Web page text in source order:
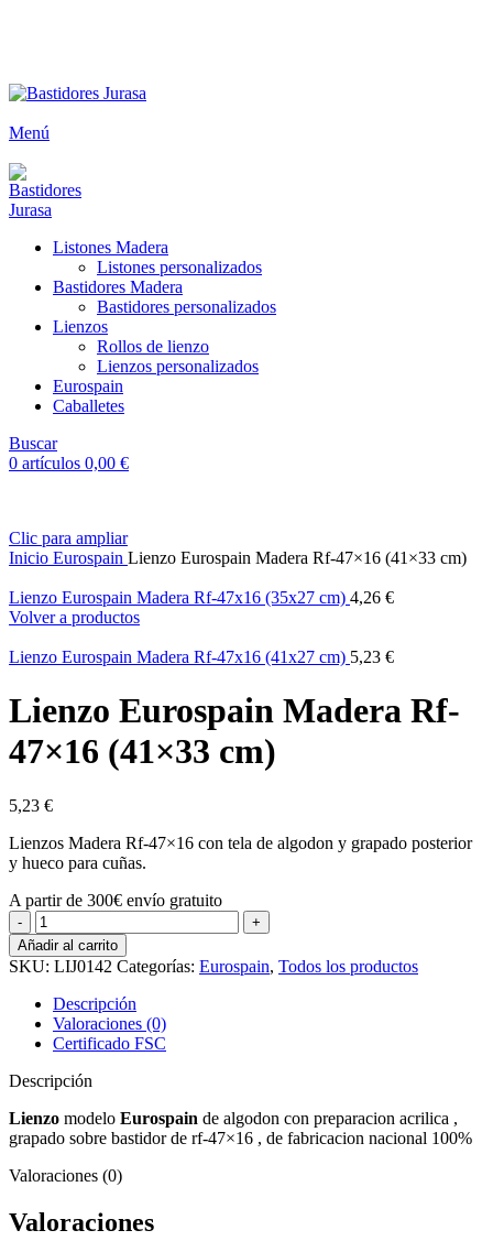
Menú
Listones Madera
Listones personalizados
Bastidores Madera
Bastidores personalizados
Lienzos
Rollos de lienzo
Lienzos personalizados
Eurospain
Caballetes
Buscar
0 artículos 0,00 €
Clic para ampliar
Inicio Eurospain Lienzo Eurospain Madera Rf-47×16 (41×33 cm)
Lienzo Eurospain Madera Rf-47x16 (35x27 cm) 4,26 €
Volver a productos
Lienzo Eurospain Madera Rf-47x16 (41x27 cm) 5,23 €
Lienzo Eurospain Madera Rf-
47×16 (41×33 cm)
5,23 €
Lienzos Madera Rf-47×16 con tela de algodon y grapado posterior
y hueco para cuñas.
A partir de 300€ envío gratuito
Lienzo
Eurospain
Madera
Rf-
47x16
(41x33
cm)
cantidad
Añadir al carrito
SKU: LIJ0142 Categorías: Eurospain, Todos los productos
Descripción
Valoraciones (0)
Certificado FSC
Descripción
Lienzo modelo Eurospain de algodon con preparacion acrilica ,
grapado sobre bastidor de rf-47×16 , de fabricacion nacional 100%
Valoraciones (0)
Valoraciones